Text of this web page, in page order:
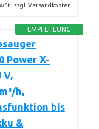
zzgl. Versandkosten
EMPFEHLUNG
Power X-
V,
h,
bis
&